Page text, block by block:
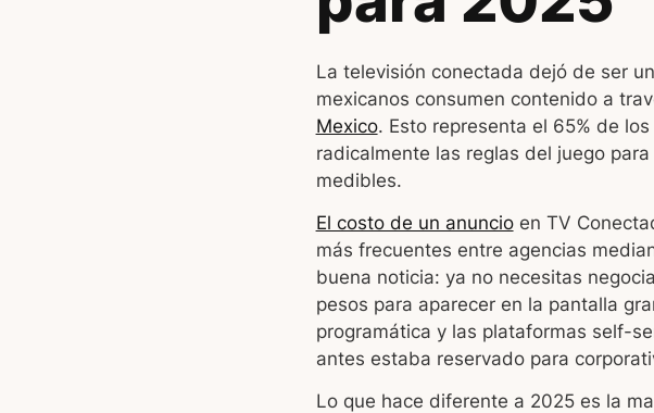
La televisión conectada dejó de ser
mexicanos consumen contenido a
Mexico. Esto representa el 65% de
radicalmente las reglas del juego
medibles.
El costo de un anuncioen TV
más frecuentes entre agencias
buena noticia: ya no necesitas
pesos para aparecer en la pantalla
programática y las plataformas self-
antes estaba reservado para
Lo que hace diferente a 2025 es la